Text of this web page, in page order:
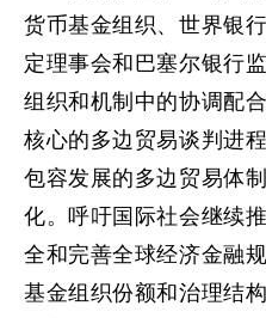
货币基金组织、世界银
定理事会和巴塞尔银行
组织和机制中的协调配
核心的多边贸易谈判进
包容发展的多边贸易体
化。呼吁国际社会继续
全和完善全球经济金融
基金组织份额和治理结